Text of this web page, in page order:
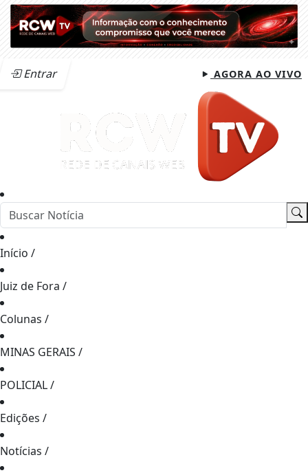
Entrar AGORA AO VIVO
Início /
Juiz de Fora /
Colunas /
MINAS GERAIS /
POLICIAL/
Edições /
Notícias /